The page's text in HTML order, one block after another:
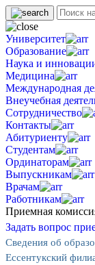
Университет
Образование
Наука и
Медицина
Международная
Внеучебная
Сотрудничество
Контакты
Абитуриенту
Студентам
Ординаторам
Выпускникам
Врачам
Работникам
Приемная
Задать вопрос
Сведения об
Ессентукский